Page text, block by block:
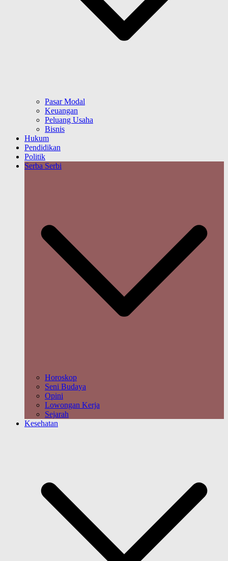
Pasar Modal
Keuangan
Peluang Usaha
Bisnis
Hukum
Pendidikan
Politik
Serba Serbi
Horoskop
Seni Budaya
Opini
Lowongan Kerja
Sejarah
Kesehatan